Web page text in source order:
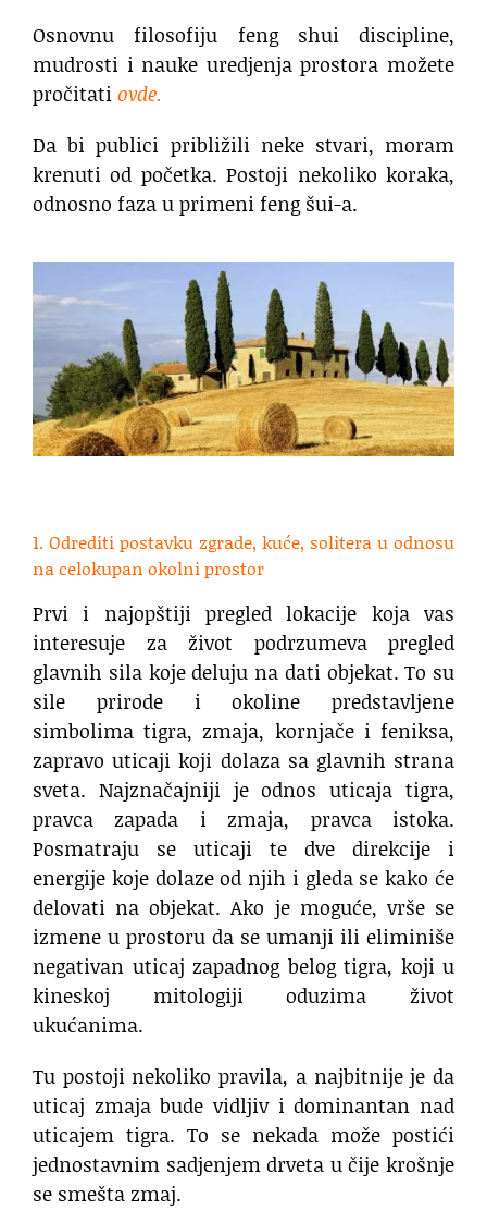
Osnovnu filosofiju feng shui discipline,
mudrosti i nauke uredjenja prostora možete
pročitatiovde.
Da bi publici približili neke stvari, moram
krenuti od početka. Postoji nekoliko koraka,
odnosno faza u primeni feng šui-a.
1. Odrediti postavku zgrade, kuće, solitera u odnosu
na celokupan okolni prostor
Prvi i najopštiji pregled lokacije koja vas
interesuje za život podrzumeva pregled
glavnih sila koje deluju na dati objekat. To su
sile prirode i okoline predstavljene
simbolima tigra, zmaja, kornjače i feniksa,
zapravo uticaji koji dolaza sa glavnih strana
sveta. Najznačajniji je odnos uticaja tigra,
pravca zapada i zmaja, pravca istoka.
Posmatraju se uticaji te dve direkcije i
energije koje dolaze od njih i gleda se kako će
delovati na objekat. Ako je moguće, vrše se
izmene u prostoru da se umanji ili eliminiše
negativan uticaj zapadnog belog tigra, koji u
kineskoj mitologiji oduzima život
ukućanima.
Tu postoji nekoliko pravila, a najbitnije je da
uticaj zmaja bude vidljiv i dominantan nad
uticajem tigra. To se nekada može postići
jednostavnim sadjenjem drveta u čije krošnje
se smešta zmaj.